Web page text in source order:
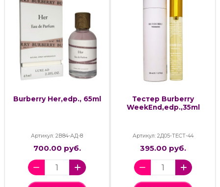
Burberry Her,edp., 65ml
Артикул: 2В84-АД-8
700.00 руб.
Тестер Burberry
WeekEnd,edp.,35ml
Артикул: 2Д05-ТЕСТ-44
395.00 руб.